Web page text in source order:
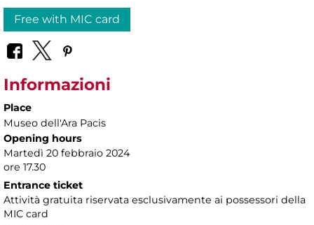
Free with MIC card
Informazioni
Place
Museo dell'Ara Pacis
Opening hours
Martedì 20 febbraio 2024
ore 17.30
Entrance ticket
Attività gratuita riservata esclusivamente ai possessori della
MIC card